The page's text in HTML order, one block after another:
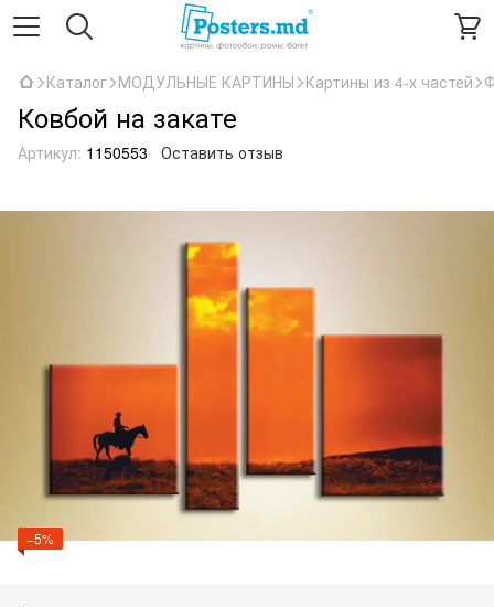
Каталог МОДУЛЬНЫЕ КАРТИНЫ Картины из 4-х частей
Ковбой на закате
Артикул: 1150553 Оставить отзыв
−5%